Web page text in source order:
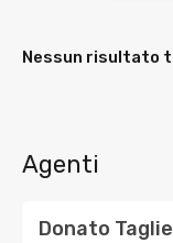
Nessun risultato
Agenti
Donato